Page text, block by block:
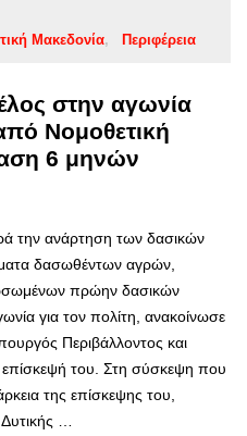
Μακεδονία Περιφέρεια
στην αγωνία
Νομοθετική
6 μηνών
την ανάρτηση των δασικών
δασωθέντων αγρών,
πρώην δασικών
για τον πολίτη, ανακοίνωσε
Περιβάλλοντος και
του. Στη σύσκεψη που
της επίσκεψης του,
…